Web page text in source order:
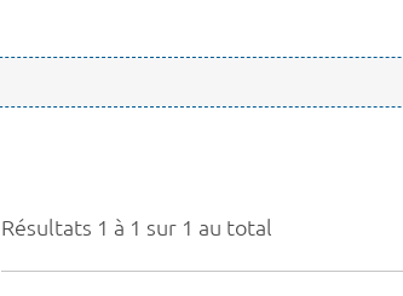
Résultats 1 à 1 sur 1 au total